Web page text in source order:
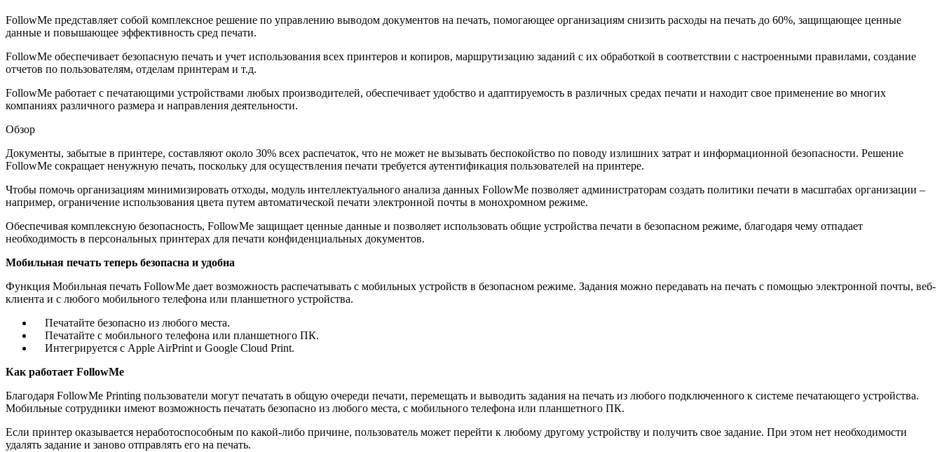
FollowMe представляет собой комплексное решение по управлению выводом документов на печать, помогающее организациям снизить расходы на печать до 60%, защищающее ценные
данные и повышающее эффективность сред печати.
FollowMe обеспечивает безопасную печать и учет использования всех принтеров и копиров, маршрутизацию заданий с их обработкой в соответствии с настроенными правилами, создание
отчетов по пользователям, отделам принтерам и т.д.
FollowMe работает с печатающими устройствами любых производителей, обеспечивает удобство и адаптируемость в различных средах печати и находит свое применение во многих
компаниях различного размера и направления деятельности.
Обзор
Документы, забытые в принтере, составляют около 30% всех распечаток, что не может не вызывать беспокойство по поводу излишних затрат и информационной безопасности. Решение
FollowMe сокращает ненужную печать, поскольку для осуществления печати требуется аутентификация пользователей на принтере.
Чтобы помочь организациям минимизировать отходы, модуль интеллектуального анализа данных FollowMe позволяет администраторам создать политики печати в масштабах организации –
например, ограничение использования цвета путем автоматической печати электронной почты в монохромном режиме.
Обеспечивая комплексную безопасность, FollowMe защищает ценные данные и позволяет использовать общие устройства печати в безопасном режиме, благодаря чему отпадает
необходимость в персональных принтерах для печати конфиденциальных документов.
Мобильная печать теперь безопасна и удобна
Функция Мобильная печать FollowMe дает возможность распечатывать с мобильных устройств в безопасном режиме. Задания можно передавать на печать с помощью электронной почты, веб-
клиента и с любого мобильного телефона или планшетного устройства.
Печатайте безопасно из любого места.
Печатайте с мобильного телефона или планшетного ПК.
Интегрируется с Apple AirPrint и Google Cloud Print.
Как работает FollowMe
Благодаря FollowMe Printing пользователи могут печатать в общую очереди печати, перемещать и выводить задания на печать из любого подключенного к системе печатающего устройства.
Мобильные сотрудники имеют возможность печатать безопасно из любого места, с мобильного телефона или планшетного ПК.
Если принтер оказывается неработоспособным по какой-либо причине, пользователь может перейти к любому другому устройству и получить свое задание. При этом нет необходимости
удалять задание и заново отправлять его на печать.